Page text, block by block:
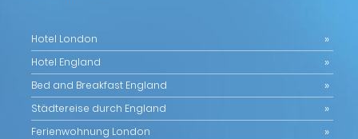
Hotel London
Hotel England
Bed and Breakfast England
Städtereise durch England
Ferienwohnung London